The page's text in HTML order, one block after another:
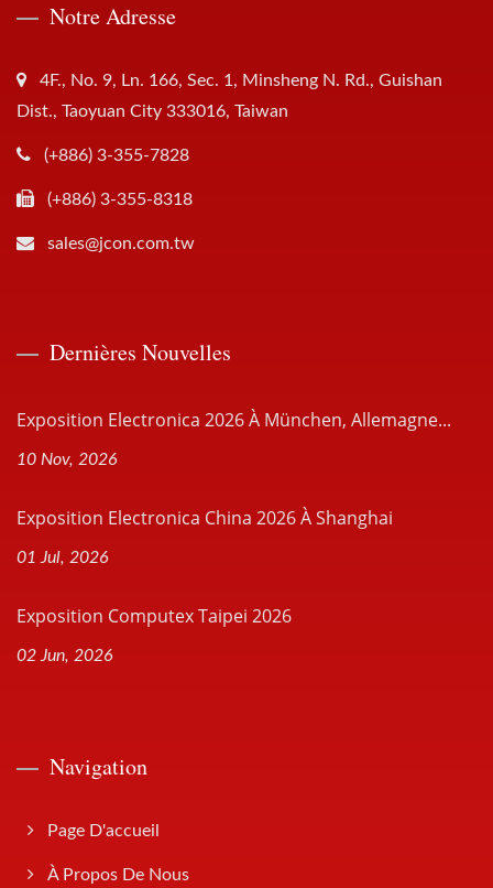
Notre Adresse
4F., No. 9, Ln. 166, Sec. 1, Minsheng N. Rd., Guishan
Dist., Taoyuan City 333016, Taiwan
(+886) 3-355-7828
(+886) 3-355-8318
sales@jcon.com.tw
Dernières Nouvelles
Exposition Electronica 2026 À München, Allemagne...
10 Nov, 2026
Exposition Electronica China 2026 À Shanghai
01 Jul, 2026
Exposition Computex Taipei 2026
02 Jun, 2026
Navigation
Page D'accueil
À Propos De Nous